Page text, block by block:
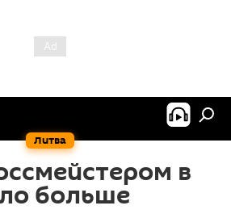
Литва
в
больше